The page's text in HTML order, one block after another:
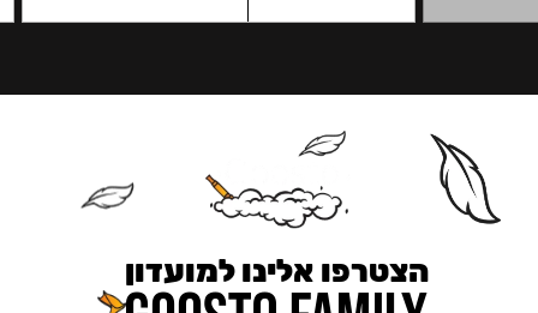
הצטרפו אלינו למועדון